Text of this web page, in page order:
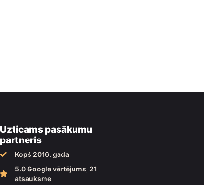
Uzticams pasākumu
partneris
Kopš 2016. gada
5.0 Google vērtējums, 21
atsauksme